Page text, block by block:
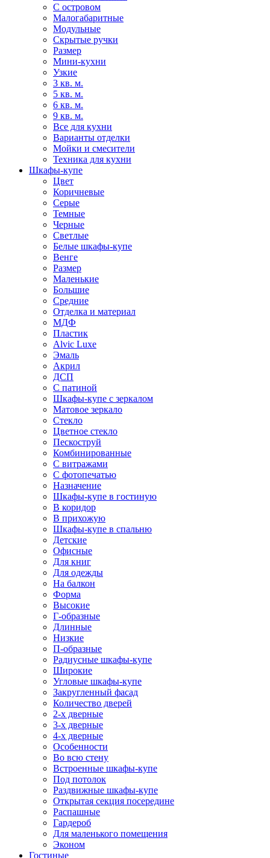
С островом
Малогабаритные
Модульные
Скрытые ручки
Размер
Мини-кухни
Узкие
3 кв. м.
5 кв. м.
6 кв. м.
9 кв. м.
Все для кухни
Варианты отделки
Мойки и смесители
Техника для кухни
Шкафы-купе
Цвет
Коричневые
Серые
Темные
Черные
Светлые
Белые шкафы-купе
Венге
Размер
Маленькие
Большие
Средние
Отделка и материал
МДФ
Пластик
Alvic Luxe
Эмаль
Акрил
ДСП
С патиной
Шкафы-купе с зеркалом
Матовое зеркало
Стекло
Цветное стекло
Пескоструй
Комбинированные
С витражами
С фотопечатью
Назначение
Шкафы-купе в гостиную
В коридор
В прихожую
Шкафы-купе в спальню
Детские
Офисные
Для книг
Для одежды
На балкон
Форма
Высокие
Г-образные
Длинные
Низкие
П-образные
Радиусные шкафы-купе
Широкие
Угловые шкафы-купе
Закругленный фасад
Количество дверей
2-х дверные
3-х дверные
4-х дверные
Особенности
Во всю стену
Встроенные шкафы-купе
Под потолок
Раздвижные шкафы-купе
Открытая секция посередине
Распашные
Гардероб
Для маленького помещения
Эконом
Гостиные